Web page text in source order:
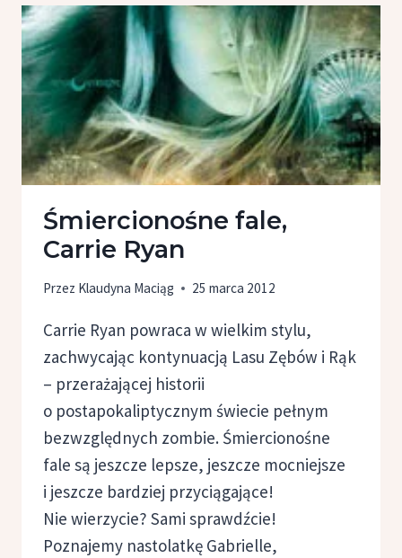
Śmiercionośne fale,
Carrie Ryan
Przez Klaudyna Maciąg 25 marca 2012
Carrie Ryan powraca w wielkim stylu,
zachwycając kontynuacją Lasu Zębów i Rąk
– przerażającej historii
o postapokaliptycznym świecie pełnym
bezwzględnych zombie. Śmiercionośne
fale są jeszcze lepsze, jeszcze mocniejsze
i jeszcze bardziej przyciągające!
Nie wierzycie? Sami sprawdźcie!
Poznajemy nastolatkę Gabrielle,